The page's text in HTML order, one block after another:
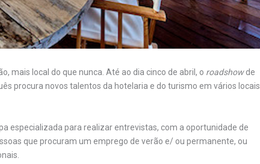
mais local do que nunca. Até ao dia cinco de abril, o roadshowde
procura novos talentos da hotelaria e do turismo em vários locais
especializada para realizar entrevistas, com a oportunidade de
que procuram um emprego de verão e/ ou permanente, ou